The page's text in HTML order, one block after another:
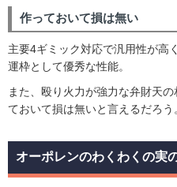
作っておいて損は無い
主要4ギミック対応で汎用性が高
運枠として優秀な性能。
また、殴り火力が強力な弁財天
ておいて損は無いと言えるだろう
オーポレンのわくわくの実